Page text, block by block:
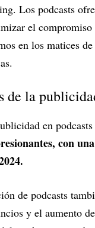
Los podcasts
el
en los matices
de la
en podcasts
con
de podcasts
y el aumento